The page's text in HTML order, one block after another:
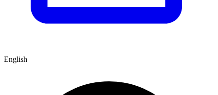
English